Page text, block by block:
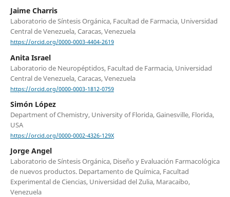
Jaime Charris
Laboratorio de Síntesis Orgánica, Facultad de Farmacia, Universidad
Central de Venezuela, Caracas, Venezuela
https://orcid.org/0000-0003-4404-2619
Anita Israel
Laboratorio de Neuropéptidos, Facultad de Farmacia, Universidad
Central de Venezuela, Caracas, Venezuela
https://orcid.org/0000-0003-1812-0759
Simón López
Department of Chemistry, University of Florida, Gainesville, Florida,
USA
https://orcid.org/0000-0002-4326-129X
Jorge Angel
Laboratorio de Síntesis Orgánica, Diseño y Evaluación Farmacológica
de nuevos productos. Departamento de Química, Facultad
Experimental de Ciencias, Universidad del Zulia, Maracaibo,
Venezuela